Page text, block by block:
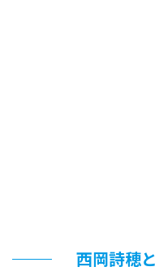
西岡詩穂